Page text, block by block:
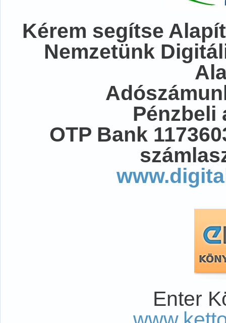
Kérem segítse
Nemzetünk
OTP Bank
Enter